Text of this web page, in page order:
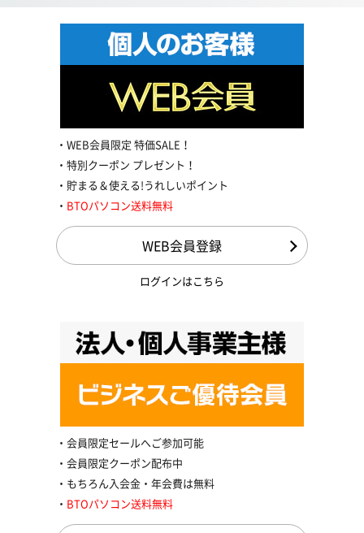
WEB会員限定 特価SALE！
特別クーポン プレゼント！
貯まる＆使える!うれしいポイント
BTOパソコン送料無料
WEB会員登録
ログインはこちら
会員限定セールへご参加可能
会員限定クーポン配布中
もちろん入会金・年会費は無料
BTOパソコン送料無料